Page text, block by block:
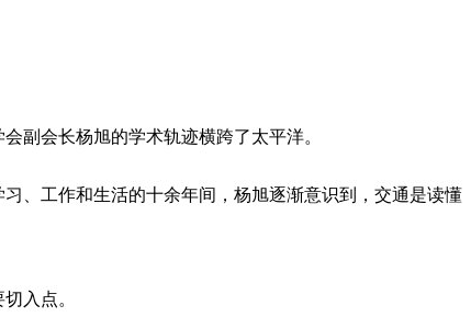
会长杨旭的学术轨迹横跨了太平洋。
、工作和生活的十余年间，杨旭逐渐意识到，交通是读懂
入点。